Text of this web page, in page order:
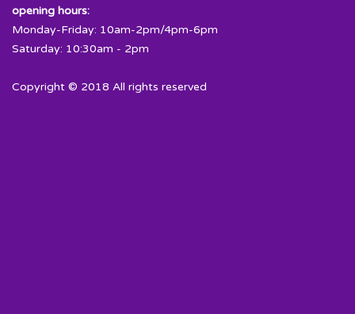
opening hours:
Monday-Friday: 10am-2pm/4pm-6pm
Saturday: 10:30am - 2pm
Copyright © 2018 All rights reserved